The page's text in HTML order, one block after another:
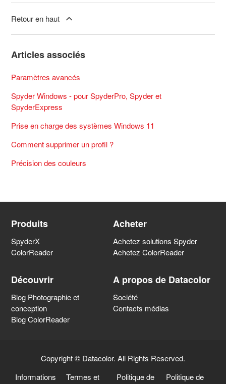
Retour en haut
Articles associés
Paramètres avancés
Spyder Windows - pour SpyderPro, Spyder et
SpyderExpress
Prise en charge des systèmes Windows 11
Comment supprimer un profil ?
Précision des couleurs
Produits
SpyderX
ColorReader
Acheter
Achetez solutions Spyder
Achetez ColorReader
Découvrir
Blog Photographie et
conception
Blog ColorReader
A propos de Datacolor
Société
Contacts médias
Copyright © Datacolor. All Rights Reserved.
Informations
Termes et
Politique de
Politique de